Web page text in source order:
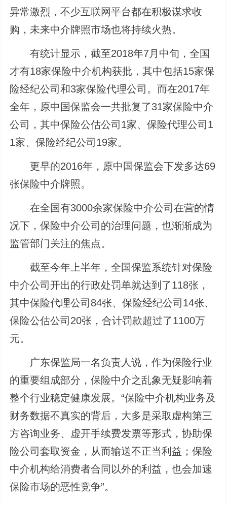
异常激烈，不少互联网平台都在积极谋求收
购，未来中介牌照市场也将持续火热。
有统计显示，截至2018年7月中旬，全国
才有18家保险中介机构获批，其中包括15家保
险经纪公司和3家保险代理公司。而在2017年
全年，原中国保监会一共批复了31家保险中介
公司，其中保险公估公司1家、保险代理公司1
1家、保险经纪公司19家。
更早的2016年，原中国保监会下发多达69
张保险中介牌照。
在全国有3000余家保险中介公司在营的情
况下，保险中介公司的治理问题，也渐渐成为
监管部门关注的焦点。
截至今年上半年，全国保监系统针对保险
中介公司开出的行政处罚单就达到了118张，
其中保险代理公司84张、保险经纪公司14张、
保险公估公司20张，合计罚款超过了1100万
元。
广东保监局一名负责人说，作为保险行业
的重要组成部分，保险中介之乱象无疑影响着
整个行业稳定健康发展。“保险中介机构业务及
财务数据不真实的背后，大多是采取虚构第三
方咨询业务、虚开手续费发票等形式，协助保
险公司套取资金，从而输送不正当利益；保险
中介机构给消费者合同以外的利益，也会加速
保险市场的恶性竞争”。